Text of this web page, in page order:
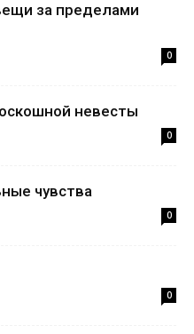
за пределами
0
невесты
0
чувства
0
0